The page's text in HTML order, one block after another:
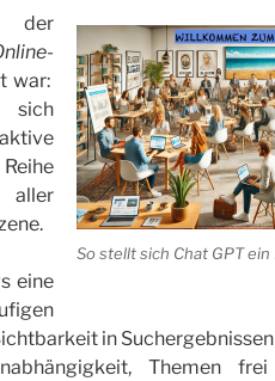
So stellt sich Chat GPT
der
war:
sich
eine
in
Themen